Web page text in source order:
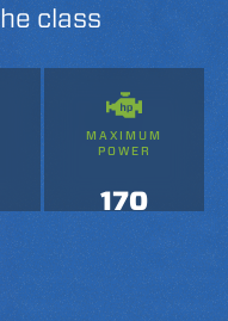
class
MAXIMUM
POWER
170